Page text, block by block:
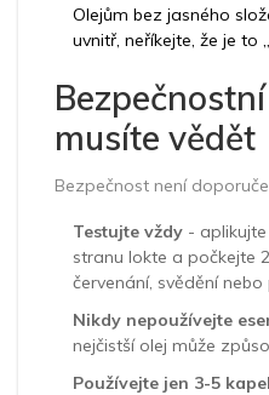
Olejům bez jasného
uvnitř, neříkejte, že je to
musíte vědět
Bezpečnost není
Testujte vždy -
stranu lokte a počkejte
červenání, svědění
Nikdy nepoužívejte
nejčistší olej může
Používejte jen 3-5